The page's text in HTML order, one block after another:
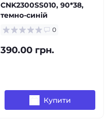
CNK2300SS010, 90*38,
темно-синій
0
390.00 грн.
Купити